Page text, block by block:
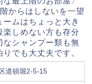
からはしないを一望
ムはちょっと大き
しめない方も存分
なシャンプー類も無
でも大丈夫です。
道頓堀2-5-15